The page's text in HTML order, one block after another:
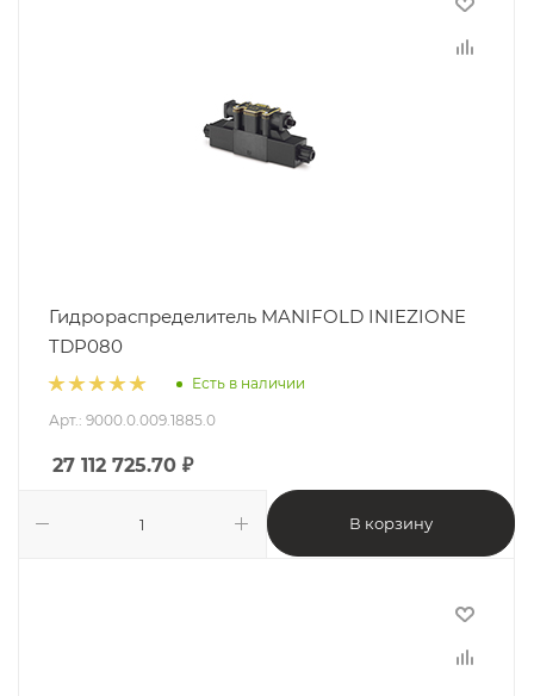
Гидрораспределитель MANIFOLD INIEZIONE
TDP080
Есть в наличии
Арт.: 9000.0.009.1885.0
27 112 725.70 ₽
В корзину